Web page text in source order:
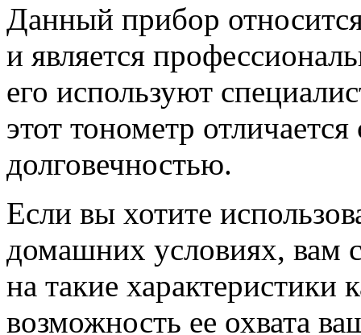
Данный прибор
и является
его используют
этот тонометр
долговечностью.
Если вы хотите
домашних условиях, вам
на такие
возможность ее охвата